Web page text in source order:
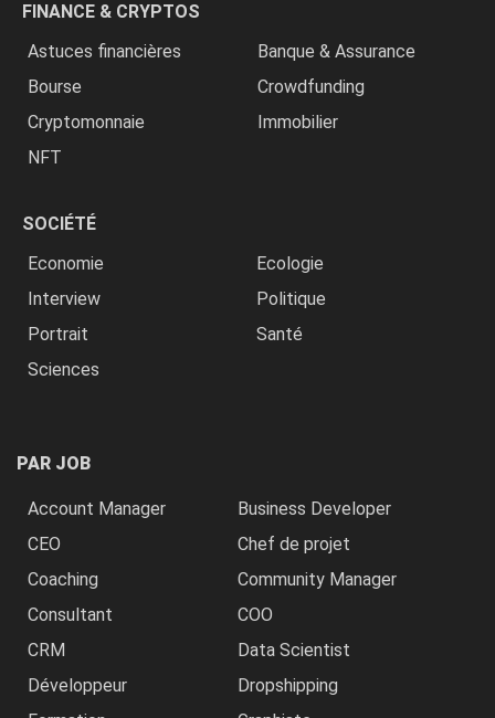
FINANCE & CRYPTOS
Astuces financières
Banque & Assurance
Bourse
Crowdfunding
Cryptomonnaie
Immobilier
NFT
SOCIÉTÉ
Economie
Ecologie
Interview
Politique
Portrait
Santé
Sciences
PAR JOB
Account Manager
Business Developer
CEO
Chef de projet
Coaching
Community Manager
Consultant
COO
CRM
Data Scientist
Développeur
Dropshipping